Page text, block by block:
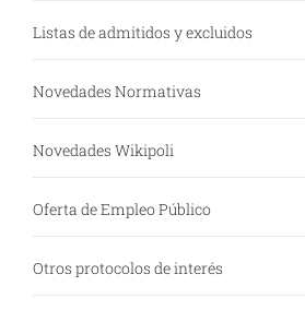
Listas de admitidos y excluidos
Novedades Normativas
Novedades Wikipoli
Oferta de Empleo Público
Otros protocolos de interés